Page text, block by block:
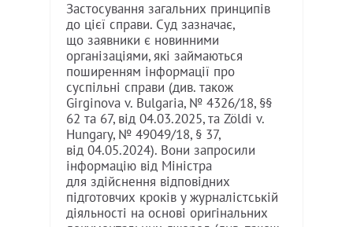
Застосування загальних принципів
до цієї справи. Суд зазначає,
що заявники є новинними
організаціями, які займаються
поширенням інформації про
суспільні справи (див. також
Girginova v. Bulgaria, № 4326/18, §§
62 та 67, від 04.03.2025, та Zöldi v.
Hungary, № 49049/18, § 37,
від 04.05.2024). Вони запросили
інформацію від Міністра
для здійснення відповідних
підготовчих кроків у журналістській
діяльності на основі оригінальних